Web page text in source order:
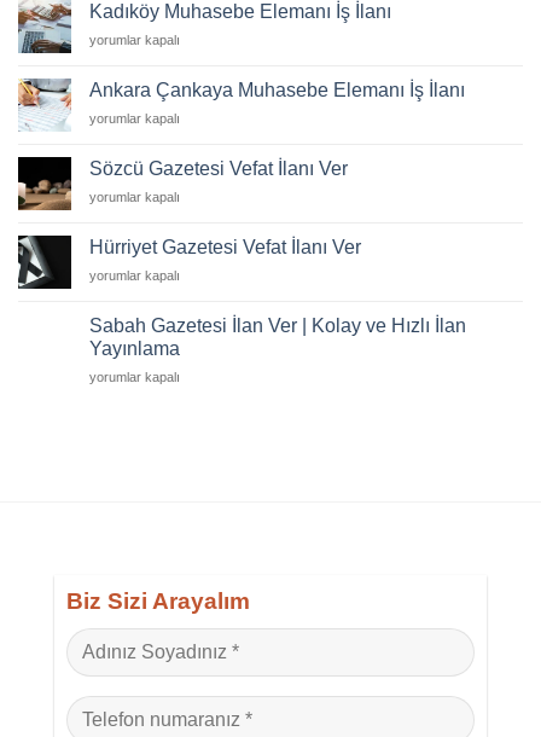
Kadıköy Muhasebe Elemanı İş İlanı
Kadıköy
Elemanı
İş
İlanı
yorumlar kapalı
Ankara Çankaya Muhasebe Elemanı İş İlanı
Ankara
Muhasebe
Elemanı
İş
için
yorumlar kapalı
Sözcü Gazetesi Vefat İlanı Ver
Sözcü
Vefat
İlanı
Ver
yorumlar kapalı
Hürriyet Gazetesi Vefat İlanı Ver
Hürriyet
Vefat
İlanı
Ver
için
yorumlar kapalı
Sabah Gazetesi İlan Ver | Kolay ve Hızlı İlan
Yayınlama
Sabah
yorumlar kapalı
Biz Sizi Arayalım